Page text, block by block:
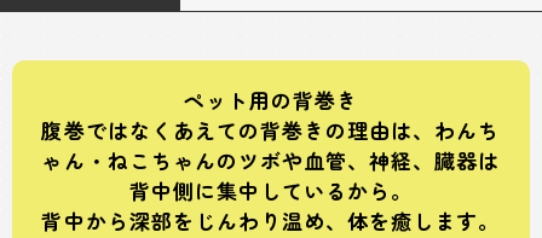
ペット用の背巻き
腹巻ではなくあえての背巻きの理由は、わんち
ゃん・ねこちゃんのツボや血管、神経、臓器は
背中側に集中しているから。
背中から深部をじんわり温め、体を癒します。